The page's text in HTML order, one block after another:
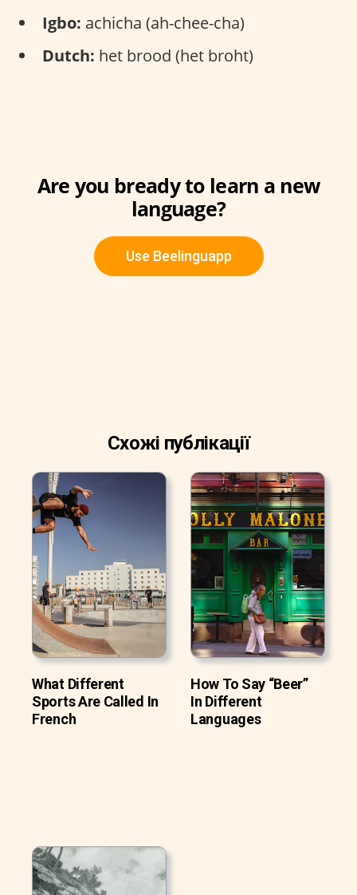
Igbo: achicha (ah-chee-cha)
Dutch: het brood (het broht)
Are you bready to learn a new
language?
Use Beelinguapp
Схожі публікації
What Different
Sports Are Called In
French
How To Say “Beer”
In Different
Languages